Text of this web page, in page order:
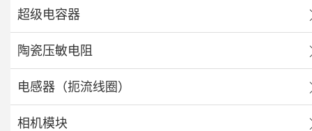
超级电容器
陶瓷压敏电阻
电感器（扼流线圈）
相机模块